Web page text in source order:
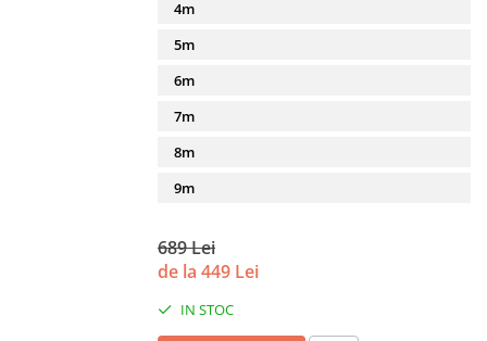
4m
5m
6m
7m
8m
9m
689 Lei
de la 449 Lei
IN STOC